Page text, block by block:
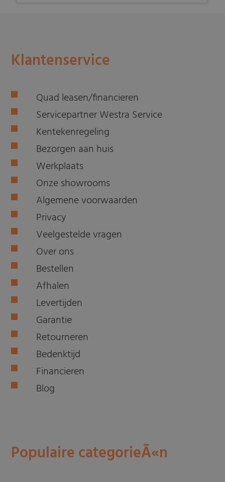
Klantenservice
Quad leasen/financieren
Servicepartner Westra Service
Kentekenregeling
Bezorgen aan huis
Werkplaats
Onze showrooms
Algemene voorwaarden
Privacy
Veelgestelde vragen
Over ons
Bestellen
Afhalen
Levertijden
Garantie
Retourneren
Bedenktijd
Financieren
Blog
Populaire categorieÃ«n